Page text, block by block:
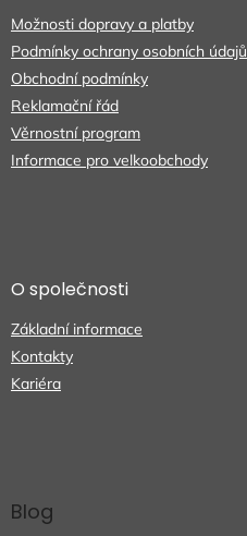
Možnosti dopravy a platby
Podmínky ochrany osobních údajů
Obchodní podmínky
Reklamační řád
Věrnostní program
Informace pro velkoobchody
O společnosti
Základní informace
Kontakty
Kariéra
Blog